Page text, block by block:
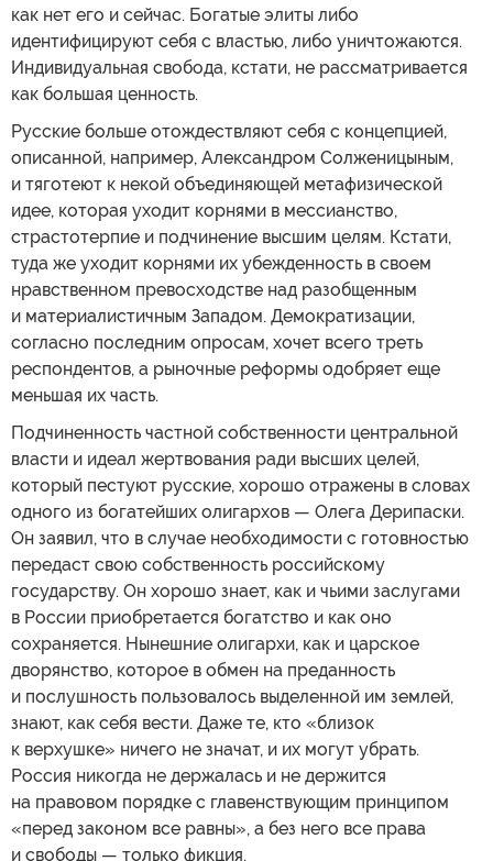
как нет его и сейчас. Богатые элиты либо
идентифицируют себя с властью, либо уничтожаются.
Индивидуальная свобода, кстати, не рассматривается
как большая ценность.
Русские больше отождествляют себя с концепцией,
описанной, например, Александром Солженицыным,
и тяготеют к некой объединяющей метафизической
идее, которая уходит корнями в мессианство,
страстотерпие и подчинение высшим целям. Кстати,
туда же уходит корнями их убежденность в своем
нравственном превосходстве над разобщенным
и материалистичным Западом. Демократизации,
согласно последним опросам, хочет всего треть
респондентов, а рыночные реформы одобряет еще
меньшая их часть.
Подчиненность частной собственности центральной
власти и идеал жертвования ради высших целей,
который пестуют русские, хорошо отражены в словах
одного из богатейших олигархов — Олега Дерипаски.
Он заявил, что в случае необходимости с готовностью
передаст свою собственность российскому
государству. Он хорошо знает, как и чьими заслугами
в России приобретается богатство и как оно
сохраняется. Нынешние олигархи, как и царское
дворянство, которое в обмен на преданность
и послушность пользовалось выделенной им землей,
знают, как себя вести. Даже те, кто «близок
к верхушке» ничего не значат, и их могут убрать.
Россия никогда не держалась и не держится
на правовом порядке с главенствующим принципом
«перед законом все равны», а без него все права
и свободы — только фикция.